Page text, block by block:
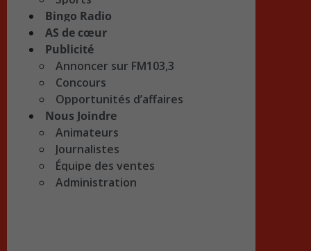
Bingo Radio
AS de cœur
Publicité
Annoncer sur FM103,3
Concours
Opportunités d’affaires
Nous Joindre
Animateurs
Journalistes
Équipe des ventes
Administration